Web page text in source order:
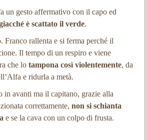
un gesto affermativo con il capo ed
è scattato il verde.
Franco rallenta e si ferma perché il
Il tempo di un respiro e viene
che lo tampona così violentemente, da
e ridurla a metà.
in avanti ma il capitano, grazie alla
correttamente, non si schianta
e se la cava con un colpo di frusta.